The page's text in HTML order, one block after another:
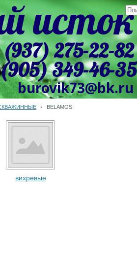
исток
(937) 275-22-82
burovik73@bk.ru
349-46-35
› BELAMOS
вихревые